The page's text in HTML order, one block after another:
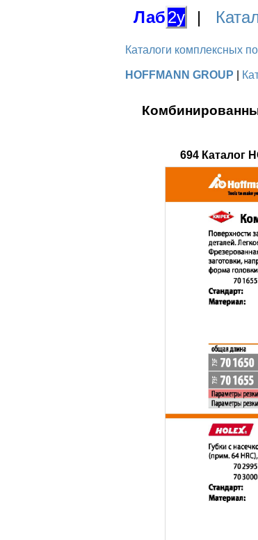
Лаб2у |
Каталоги комплексных
HOFFMANN GROUP
694 Каталог